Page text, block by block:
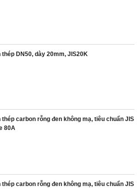
thép DN50, dày 20mm, JIS20K
thép carbon rỗng đen không mạ, tiêu chuẩn JIS
80A
thép carbon rỗng đen không mạ, tiêu chuẩn JIS